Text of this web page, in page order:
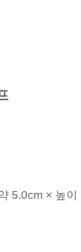
5.0cm × 높이